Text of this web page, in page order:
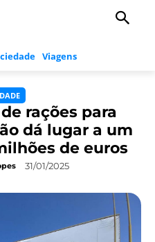
Viagens
rações para
dá lugar a um
de euros
31/01/2025